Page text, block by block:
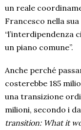
un reale
Francesco nella sua
“l’interdipendenza
un piano comune”.
Anche perché
costerebbe 185
una transizione
milioni, secondo i
transition: What it